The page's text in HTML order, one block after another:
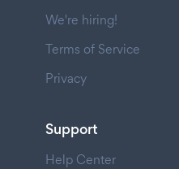
We're hiring!
Terms of Service
Privacy
Support
Help Center